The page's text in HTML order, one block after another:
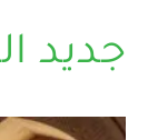
جديد